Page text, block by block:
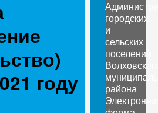
году
городских
и
сельских
поселений
района